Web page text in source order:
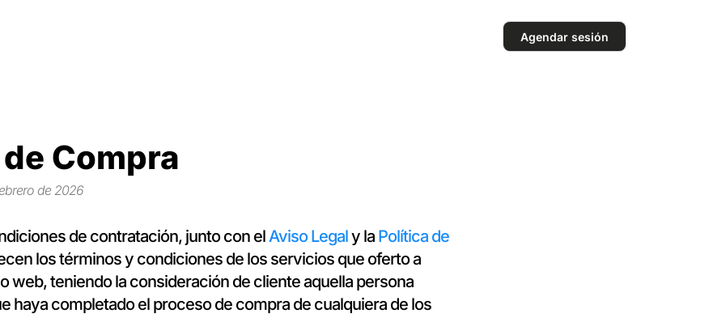
Agendar sesión
Compra
de 2026
de contratación, junto con elAviso Legaly la Política de
los términos y condiciones de los servicios que oferto a
web, teniendo la consideración de cliente aquella persona
haya completado el proceso de compra de cualquiera de los